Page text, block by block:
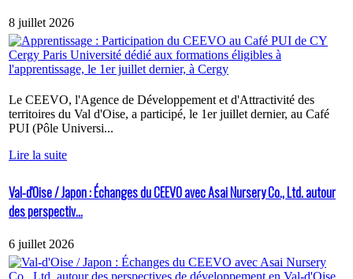
8 juillet 2026
Le CEEVO, l'Agence de Développement et d'Attractivité des
territoires du Val d'Oise, a participé, le 1er juillet dernier, au Café
PUI (Pôle Universi...
Lire la suite
Val-d'Oise / Japon : Échanges du CEEVO avec Asai Nursery Co., Ltd. autour
des perspectiv...
6 juillet 2026